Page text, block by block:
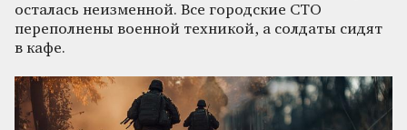
осталась неизменной. Все городские СТО
переполнены военной техникой, а солдаты сидят
в кафе.